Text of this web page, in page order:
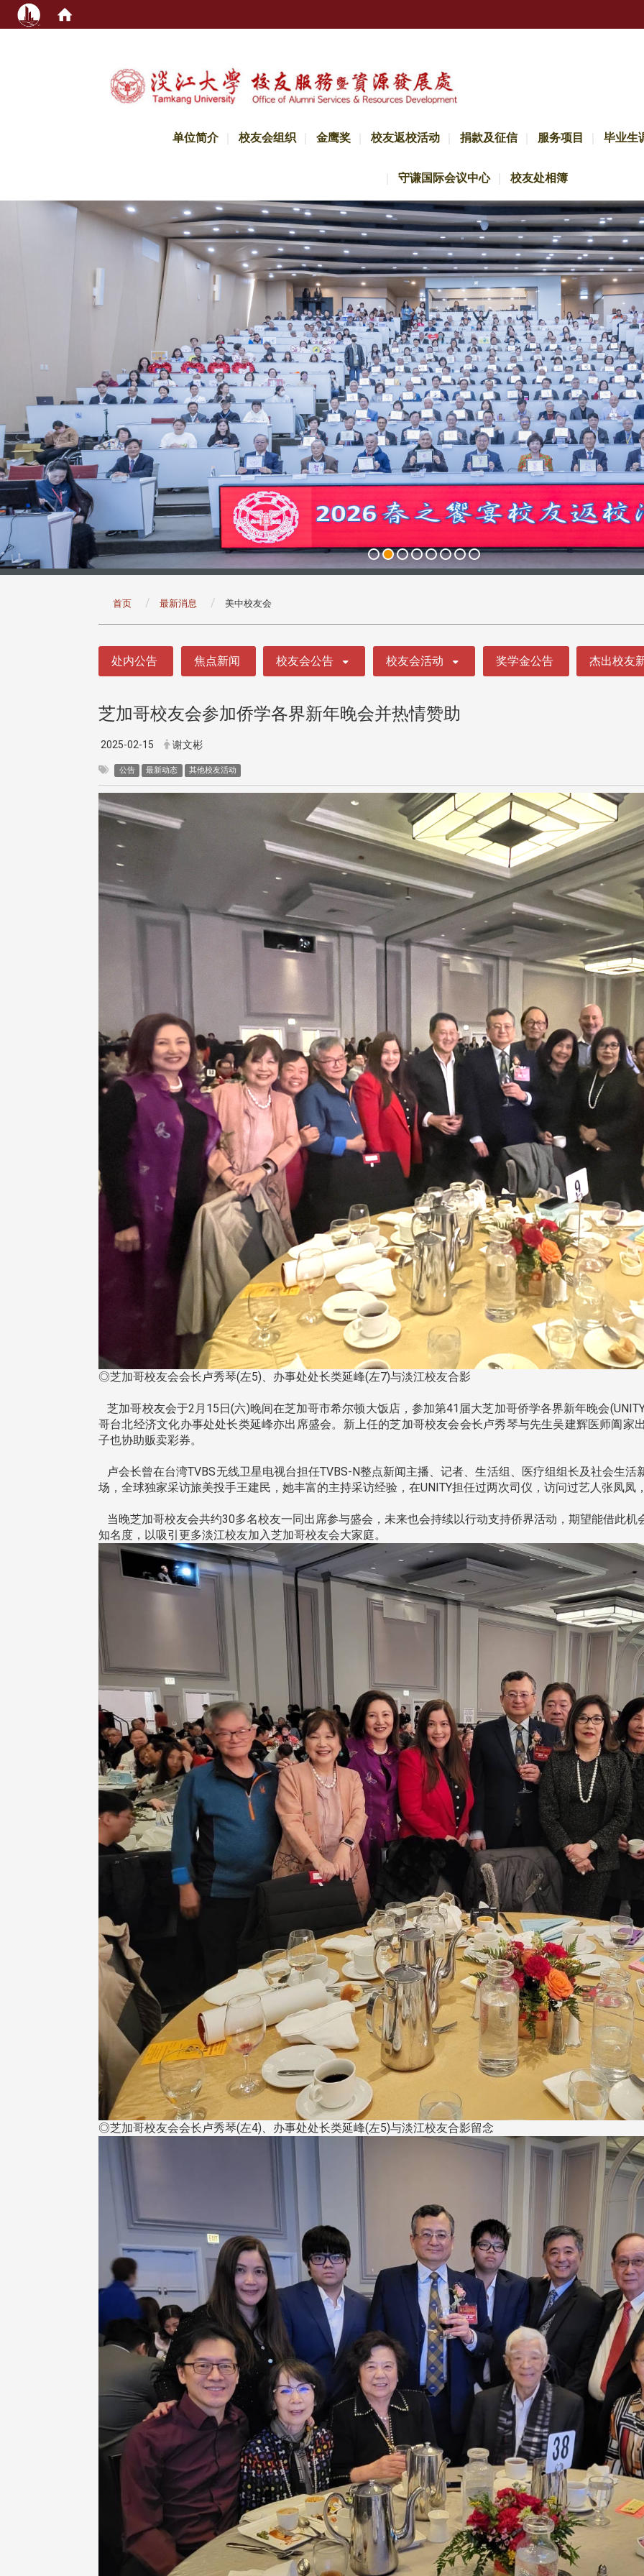
单位简介 校友会组织 金鹰奖 校友返校活动 捐款及征信 服务项目 毕业生
守谦国际会议中心 校友处相簿
首页 最新消息 美中校友会
处内公告 焦点新闻 校友会公告 校友会活动 奖学金公告 杰出校友
芝加哥校友会参加侨学各界新年晚会并热情赞助
2025-02-15 谢文彬
公告 最新动态 其他校友活动
◎芝加哥校友会会长卢秀琴(左5)、办事处处长类延峰(左7)与淡江校友合影
芝加哥校友会于2月15日(六)晚间在芝加哥市希尔顿大饭店，参加第41届大芝加哥侨学各界新年晚会
哥台北经济文化办事处处长类延峰亦出席盛会。新上任的芝加哥校友会会长卢秀琴与先生吴建辉医师阖家
子也协助贩卖彩券。
卢会长曾在台湾TVBS无线卫星电视台担任TVBS-N整点新闻主播、记者、生活组、医疗组组长及社会生
场，全球独家采访旅美投手王建民，她丰富的主持采访经验，在UNITY担任过两次司仪，访问过艺人张凤凤
当晚芝加哥校友会共约30多名校友一同出席参与盛会，未来也会持续以行动支持侨界活动，期望能借此
知名度，以吸引更多淡江校友加入芝加哥校友会大家庭。
◎芝加哥校友会会长卢秀琴(左4)、办事处处长类延峰(左5)与淡江校友合影留念